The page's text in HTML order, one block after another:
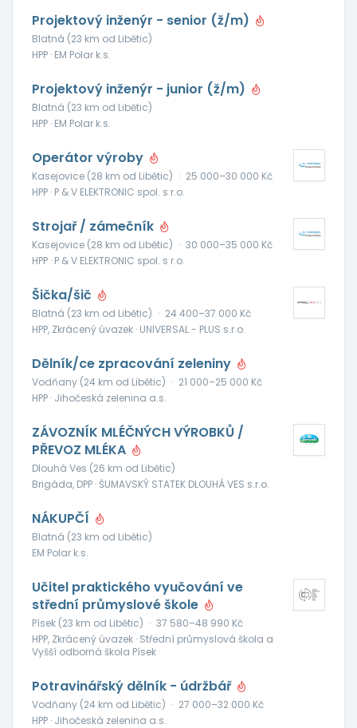
Projektový inženýr - senior (ž/m)
Blatná (23 km od Libětic)
HPP · EM Polar k.s.
Projektový inženýr - junior (ž/m)
Blatná (23 km od Libětic)
HPP · EM Polar k.s.
Operátor výroby
Kasejovice (28 km od Libětic) · 25 000–30 000 Kč
HPP · P & V ELEKTRONIC spol. s r.o.
Strojař / zámečník
Kasejovice (28 km od Libětic) · 30 000–35 000 Kč
HPP · P & V ELEKTRONIC spol. s r.o.
Šička/šič
Blatná (23 km od Libětic) · 24 400–37 000 Kč
HPP, Zkrácený úvazek · UNIVERSAL - PLUS s.r.o.
Dělník/ce zpracování zeleniny
Vodňany (24 km od Libětic) · 21 000–25 000 Kč
HPP · Jihočeská zelenina a.s.
ZÁVOZNÍK MLÉČNÝCH VÝROBKŮ /
PŘEVOZ MLÉKA
Dlouhá Ves (26 km od Libětic)
Brigáda, DPP · ŠUMAVSKÝ STATEK DLOUHÁ VES s.r.o.
NÁKUPČÍ
Blatná (23 km od Libětic)
EM Polar k.s.
Učitel praktického vyučování ve
střední průmyslové škole
Písek (23 km od Libětic) · 37 580–48 990 Kč
HPP, Zkrácený úvazek · Střední průmyslová škola a
Vyšší odborná škola Písek
Potravinářský dělník - údržbář
Vodňany (24 km od Libětic) · 27 000–32 000 Kč
HPP · Jihočeská zelenina a.s.